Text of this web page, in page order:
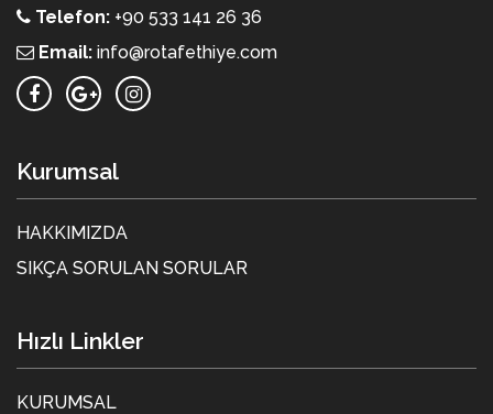
Telefon: +90 533 141 26 36
Email: info@rotafethiye.com
Kurumsal
HAKKIMIZDA
SIKÇA SORULAN SORULAR
Hızlı Linkler
KURUMSAL